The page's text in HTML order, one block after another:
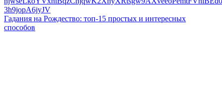
Гадания на Рождество: топ-15 простых и интересных
способов